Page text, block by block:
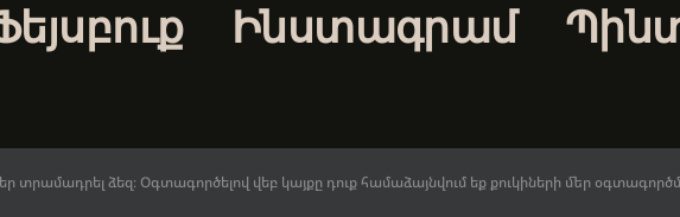
Ինստագրամ
տրամադրել ձեզ։ Օգտագործելով վեբ կայքը դուք համաձայնվում եք քուկիների մեր